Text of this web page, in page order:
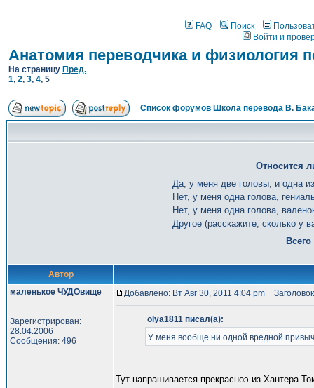
FAQ Поиск
Войти и
Анатомия переводчика и физиология
На страницу Пред.
1, 2, 3, 4, 5
Список форумов Школа перевода В.
Относится
Да, у меня две головы, и одна
Нет, у меня одна голова,
Нет, у меня одна голова,
Другое (расскажите, сколько у
Автор
маленькое ЧУДОвище
Зарегистрирован:
28.04.2006
Сообщения: 496
Добавлено: Вт Авг 30, 2011 4:04 pm
olya1811 писал(а):
У меня вообще ни одной вредной
Тут напрашивается прекрасноэ из Хантера